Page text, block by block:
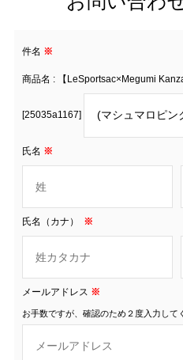
件名 ※
商品名 : 【LeSportsac×Megumi
[25035a1167]
氏名 ※
氏名（カナ） ※
メールアドレス ※
お手数ですが、確認のため２度入力して